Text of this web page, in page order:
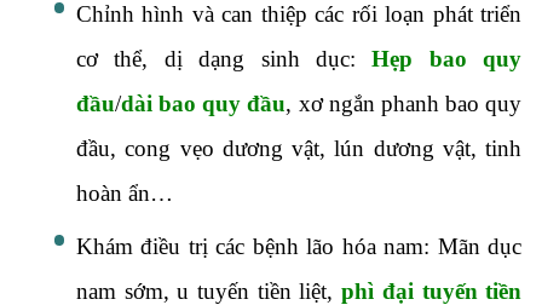
Chỉnh hình và can thiệp các rối loạn phát triển
cơ thể, dị dạng sinh dục:Hẹp bao quy
đầu/dài bao quy đầu, xơ ngắn phanh bao quy
đầu, cong vẹo dương vật, lún dương vật, tinh
hoàn ẩn…
Khám điều trị các bệnh lão hóa nam: Mãn dục
nam sớm, u tuyến tiền liệt,phì đại tuyến tiền